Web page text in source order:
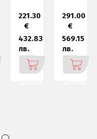
221.30
€
432.83
лв.
291.00
€
569.15
лв.